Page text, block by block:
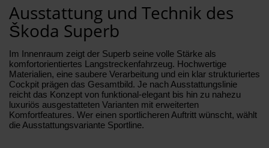
Ausstattung und Technik des
Škoda Superb
Im Innenraum zeigt der Superb seine volle Stärke als
komfortorientiertes Langstreckenfahrzeug. Hochwertige
Materialien, eine saubere Verarbeitung und ein klar strukturiertes
Cockpit prägen das Gesamtbild. Je nach Ausstattungslinie
reicht das Konzept von funktional-elegant bis hin zu nahezu
luxuriös ausgestatteten Varianten mit erweiterten
Komfortfeatures. Wer einen sportlicheren Auftritt wünscht, wählt
die Ausstattungsvariante Sportline.